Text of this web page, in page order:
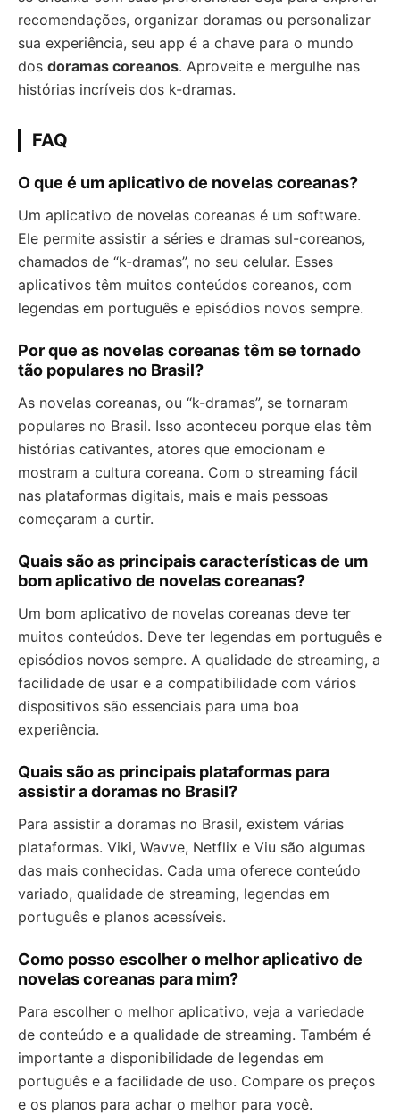
recomendações, organizar doramas ou personalizar
sua experiência, seu app é a chave para o mundo
dos doramas coreanos. Aproveite e mergulhe nas
histórias incríveis dos k-dramas.
FAQ
O que é um aplicativo de novelas coreanas?
Um aplicativo de novelas coreanas é um software.
Ele permite assistir a séries e dramas sul-coreanos,
chamados de “k-dramas”, no seu celular. Esses
aplicativos têm muitos conteúdos coreanos, com
legendas em português e episódios novos sempre.
Por que as novelas coreanas têm se tornado
tão populares no Brasil?
As novelas coreanas, ou “k-dramas”, se tornaram
populares no Brasil. Isso aconteceu porque elas têm
histórias cativantes, atores que emocionam e
mostram a cultura coreana. Com o streaming fácil
nas plataformas digitais, mais e mais pessoas
começaram a curtir.
Quais são as principais características de um
bom aplicativo de novelas coreanas?
Um bom aplicativo de novelas coreanas deve ter
muitos conteúdos. Deve ter legendas em português e
episódios novos sempre. A qualidade de streaming, a
facilidade de usar e a compatibilidade com vários
dispositivos são essenciais para uma boa
experiência.
Quais são as principais plataformas para
assistir a doramas no Brasil?
Para assistir a doramas no Brasil, existem várias
plataformas. Viki, Wavve, Netflix e Viu são algumas
das mais conhecidas. Cada uma oferece conteúdo
variado, qualidade de streaming, legendas em
português e planos acessíveis.
Como posso escolher o melhor aplicativo de
novelas coreanas para mim?
Para escolher o melhor aplicativo, veja a variedade
de conteúdo e a qualidade de streaming. Também é
importante a disponibilidade de legendas em
português e a facilidade de uso. Compare os preços
e os planos para achar o melhor para você.